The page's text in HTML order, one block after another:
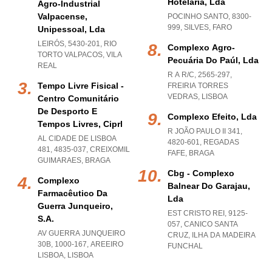
Agro-Industrial
Valpacense,
Unipessoal, Lda
LEIRÓS, 5430-201, RIO
TORTO VALPACOS, VILA
REAL
Tempo Livre Fisical -
Centro Comunitário
De Desporto E
Tempos Livres, Ciprl
AL CIDADE DE LISBOA
481, 4835-037, CREIXOMIL
GUIMARAES, BRAGA
Complexo
Farmacêutico Da
Guerra Junqueiro,
S.a.
AV GUERRA JUNQUEIRO
30B, 1000-167, AREEIRO
LISBOA, LISBOA
POCINHO SANTO, 8300-
999, SILVES, FARO
Complexo Agro-
Pecuária Do Paúl, Lda
R A R/C, 2565-297,
FREIRIA TORRES
VEDRAS, LISBOA
Complexo Efeito, Lda
R JOÃO PAULO II 341,
4820-601, REGADAS
FAFE, BRAGA
Cbg - Complexo
Balnear Do Garajau,
Lda
EST CRISTO REI, 9125-
057, CANICO SANTA
CRUZ, ILHA DA MADEIRA
FUNCHAL